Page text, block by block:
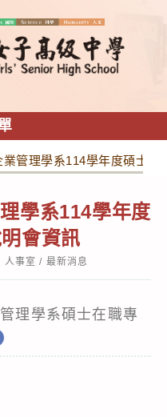
管理學系114學年度碩士在
學系114學年度
會資訊
人事室 / 最新消息
理學系碩士在職專